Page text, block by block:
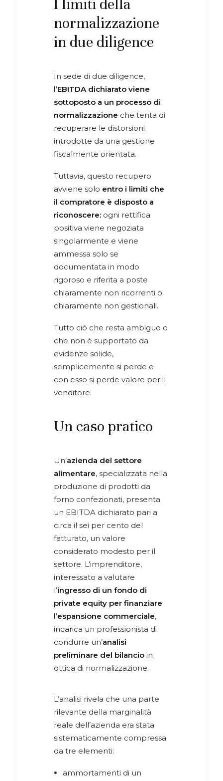
I limiti della
normalizzazione
in due diligence
In sede di due diligence,
l’EBITDA dichiarato viene
sottoposto a un processo di
normalizzazione che tenta di
recuperare le distorsioni
introdotte da una gestione
fiscalmente orientata.
Tuttavia, questo recupero
avviene solo entro i limiti che
il compratore è disposto a
riconoscere: ogni rettifica
positiva viene negoziata
singolarmente e viene
ammessa solo se
documentata in modo
rigoroso e riferita a poste
chiaramente non ricorrenti o
chiaramente non gestionali.
Tutto ciò che resta ambiguo o
che non è supportato da
evidenze solide,
semplicemente si perde e
con esso si perde valore per il
venditore.
Un caso pratico
Un’azienda del settore
alimentare, specializzata nella
produzione di prodotti da
forno confezionati, presenta
un EBITDA dichiarato pari a
circa il sei per cento del
fatturato, un valore
considerato modesto per il
settore. L’imprenditore,
interessato a valutare
l’ingresso di un fondo di
private equity per finanziare
l’espansione commerciale,
incarica un professionista di
condurre un’analisi
preliminare del bilancio in
ottica di normalizzazione.
L’analisi rivela che una parte
rilevante della marginalità
reale dell’azienda era stata
sistematicamente compressa
da tre elementi:
ammortamenti di un